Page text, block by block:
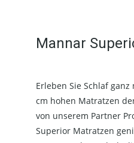
Mannar
Erleben Sie Schlaf
cm hohen Matratzen
von unserem Partner
Superior Matratzen